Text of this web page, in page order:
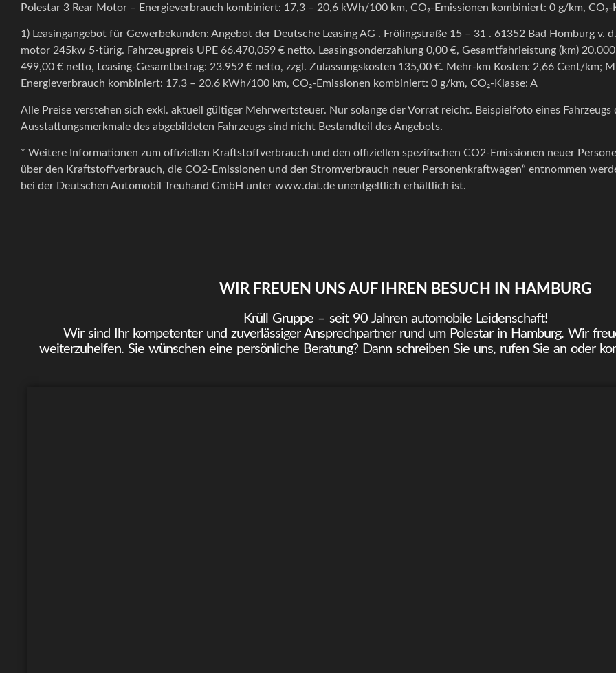
Polestar 3 Rear Motor – Energieverbrauch kombiniert: 17,3 – 20,6 kWh/100 km, CO₂-Emissionen kombiniert: 0 g/km, CO₂-
1) Leasingangebot für Gewerbekunden: Angebot der Deutsche Leasing AG . Frölingstraße 15 – 31 . 61352 Bad Homburg v.
motor 245kw 5-türig. Fahrzeugpreis UPE 66.470,059 € netto. Leasingsonderzahlung 0,00 €, Gesamtfahrleistung (km)
499,00 € netto, Leasing-Gesamtbetrag: 23.952 € netto, zzgl. Zulassungskosten 135,00 €. Mehr-km Kosten: 2,66 Cent/km;
Energieverbrauch kombiniert: 17,3 – 20,6 kWh/100 km, CO₂-Emissionen kombiniert: 0 g/km, CO₂-Klasse: A
Alle Preise verstehen sich exkl. aktuell gültiger Mehrwertsteuer. Nur solange der Vorrat reicht. Beispielfoto eines Fahrzeugs
Ausstattungsmerkmale des abgebildeten Fahrzeugs sind nicht Bestandteil des Angebots.
* Weitere Informationen zum offiziellen Kraftstoffverbrauch und den offiziellen spezifischen CO2-Emissionen neuer
über den Kraftstoffverbrauch, die CO2-Emissionen und den Stromverbrauch neuer Personenkraftwagen“ entnommen
bei der Deutschen Automobil Treuhand GmbH unter www.dat.de unentgeltlich erhältlich ist.
WIR FREUEN UNS AUF IHREN BESUCH IN HAMBURG
Krüll Gruppe – seit 90 Jahren automobile Leidenschaft!
Wir sind Ihr kompetenter und zuverlässiger Ansprechpartner rund um Polestar in Hamburg. Wir
weiterzuhelfen. Sie wünschen eine persönliche Beratung? Dann schreiben Sie uns, rufen Sie an oder